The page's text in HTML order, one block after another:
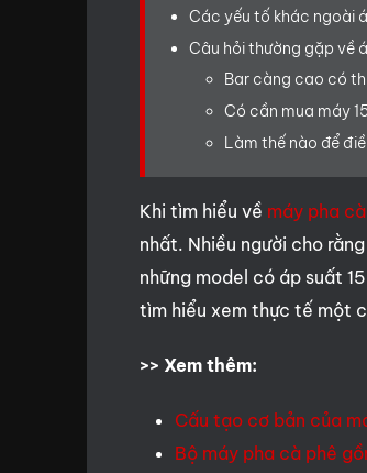
Các yếu tố khác ngoài
Câu hỏi thường gặp về
Bar càng cao có
Có cần mua máy
Làm thế nào để
Khi tìm hiểu về máy pha
nhất. Nhiều người cho
những model có áp suất
tìm hiểu xem thực tế một
>> Xem thêm:
Cấu tạo cơ bản của
Bộ máy pha cà phê